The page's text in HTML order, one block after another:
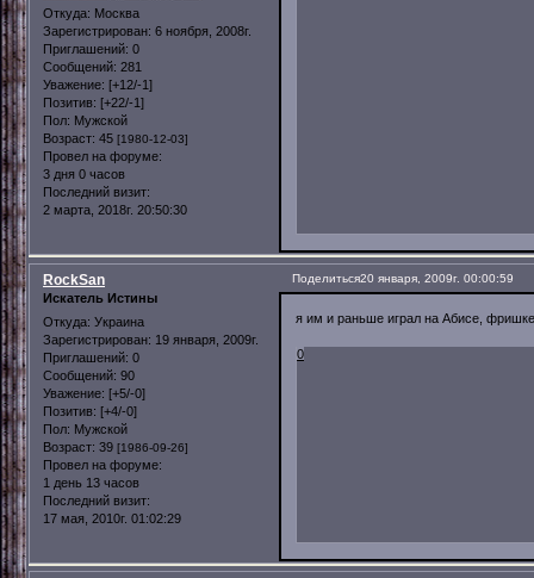
Откуда: Москва
Зарегистрирован: 6 ноября, 2008г.
Приглашений: 0
Сообщений: 281
Уважение: [+12/-1]
Позитив: [+22/-1]
Пол: Мужской
Возраст: 45 [1980-12-03]
Провел на форуме:
3 дня 0 часов
Последний визит:
2 марта, 2018г. 20:50:30
Поделиться20 января, 2009г. 00:00:59
RockSan
Искатель Истины
Откуда: Украина
Зарегистрирован: 19 января, 2009г.
Приглашений: 0
Сообщений: 90
Уважение: [+5/-0]
Позитив: [+4/-0]
Пол: Мужской
Возраст: 39 [1986-09-26]
Провел на форуме:
1 день 13 часов
Последний визит:
17 мая, 2010г. 01:02:29
я им и раньше играл на Абисе,
0